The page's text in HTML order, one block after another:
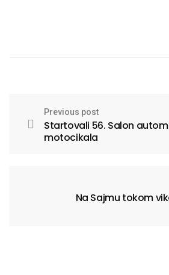
Previous post
Startovali 56. Salon
motocikala
Na Sajmu tokom